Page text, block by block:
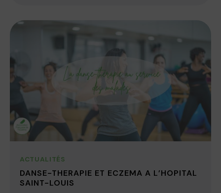
ACTUALITÉS
DANSE-THERAPIE ET ECZEMA A L’HOPITAL
SAINT-LOUIS